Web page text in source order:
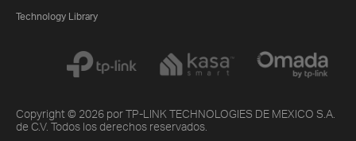
Technology Library
Copyright © 2026 por TP-LINK TECHNOLOGIES DE MEXICO S.A.
de C.V. Todos los derechos reservados.